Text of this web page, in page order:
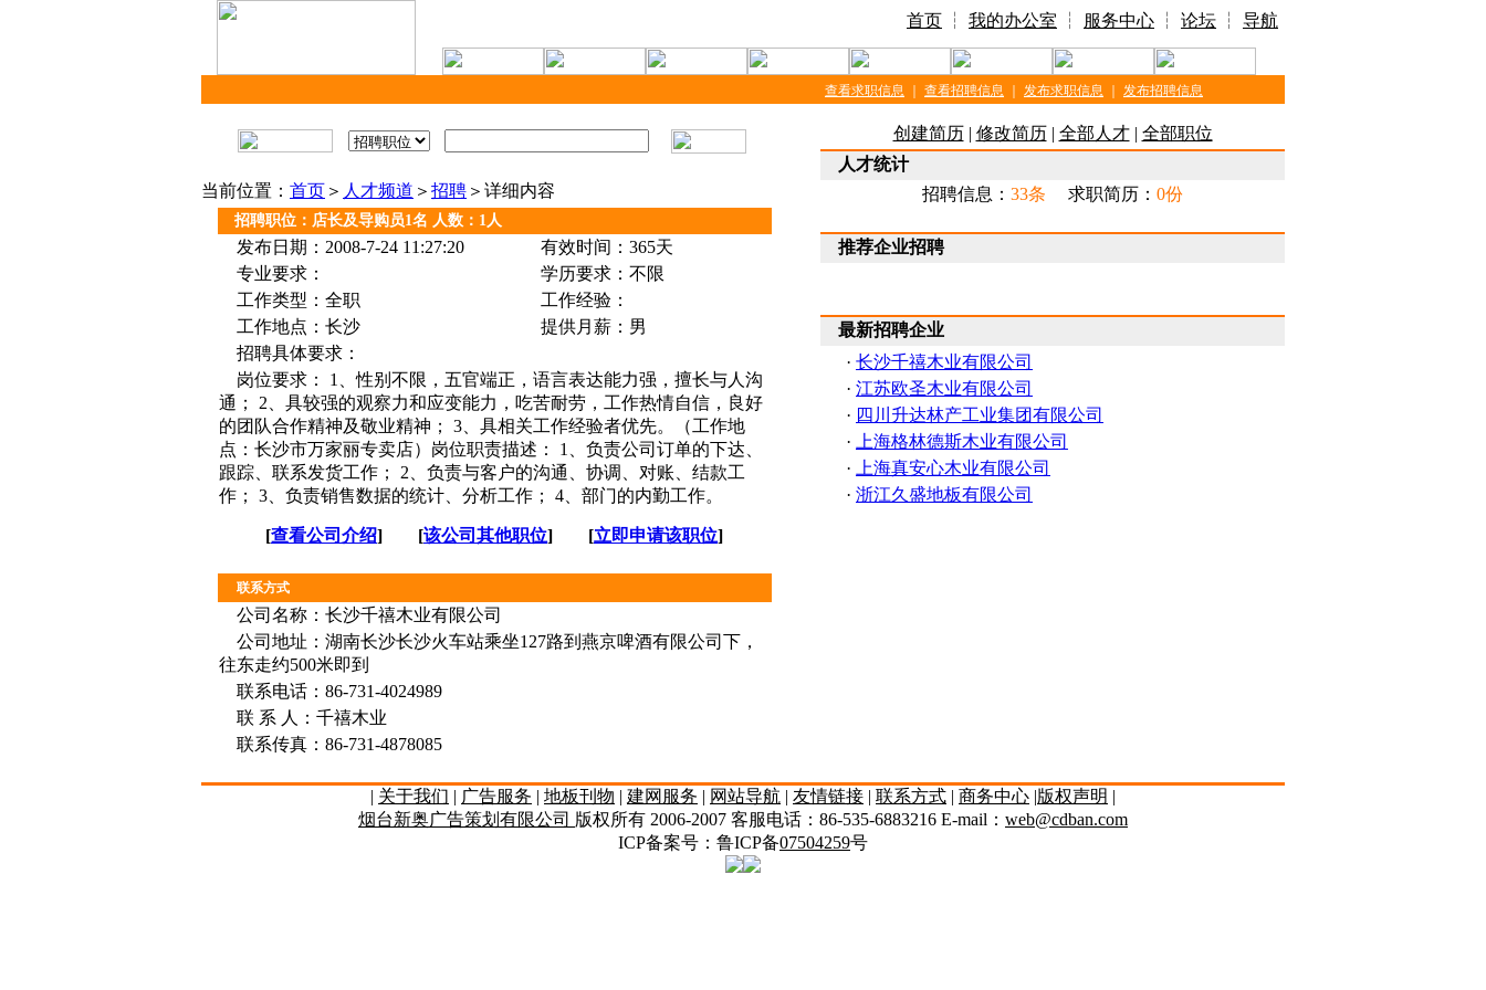
首页 ┆ 我的办公室 ┆ 服务中心 ┆ 论坛 ┆ 导航
查看求职信息 查看招聘信息 发布求职信息 发布招聘信息
当前位置： 首页 ＞ 人才频道 ＞ 招聘 ＞详细内容
招聘职位：店长及导购员1名 人数：1人
发布日期：2008-7-24 11:27:20
有效时间：365天
专业要求：
学历要求：不限
工作类型：全职
工作经验：
工作地点：长沙
提供月薪：男
招聘具体要求：
岗位要求： 1、性别不限，五官端正，语言表达能力强，擅长与人沟
通； 2、具较强的观察力和应变能力，吃苦耐劳，工作热情自信，良好
的团队合作精神及敬业精神； 3、具相关工作经验者优先。（工作地
点：长沙市万家丽专卖店）岗位职责描述： 1、负责公司订单的下达、
跟踪、联系发货工作； 2、负责与客户的沟通、协调、对账、结款工
作； 3、负责销售数据的统计、分析工作； 4、部门的内勤工作。
[查看公司介绍] [该公司其他职位] [立即申请该职位]
联系方式
公司名称：长沙千禧木业有限公司
公司地址：湖南长沙长沙火车站乘坐127路到燕京啤酒有限公司下，
往东走约500米即到
联系电话：86-731-4024989
联 系 人：千禧木业
联系传真：86-731-4878085
创建简历| 修改简历| 全部人才| 全部职位
人才统计
招聘信息： 33条 求职简历： 0份
推荐企业招聘
最新招聘企业
· 长沙千禧木业有限公司
· 江苏欧圣木业有限公司
· 四川升达林产工业集团有限公司
·
上海格林德斯木业有限公司
·
上海真安心木业有限公司
· 浙江久盛地板有限公司
| 关于我们 | 广告服务 | 地板刊物 | 建网服务 | 网站导航 | 友情链接 | 联系方式 | 商务中心 |版权声明 |
烟台新奥广告策划有限公司 版权所有 2006-2007 客服电话：86-535-6883216 E-mail： web@cdban.com
ICP备案号：鲁ICP备07504259号